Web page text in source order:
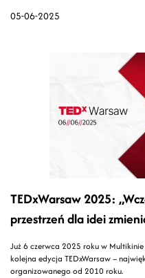
05-06-2025
TEDxWarsaw 2025:
przestrzeń dla idei
Już 6 czerwca 2025 roku w
kolejna edycja TEDxWarsaw –
organizowanego od 2010 roku.